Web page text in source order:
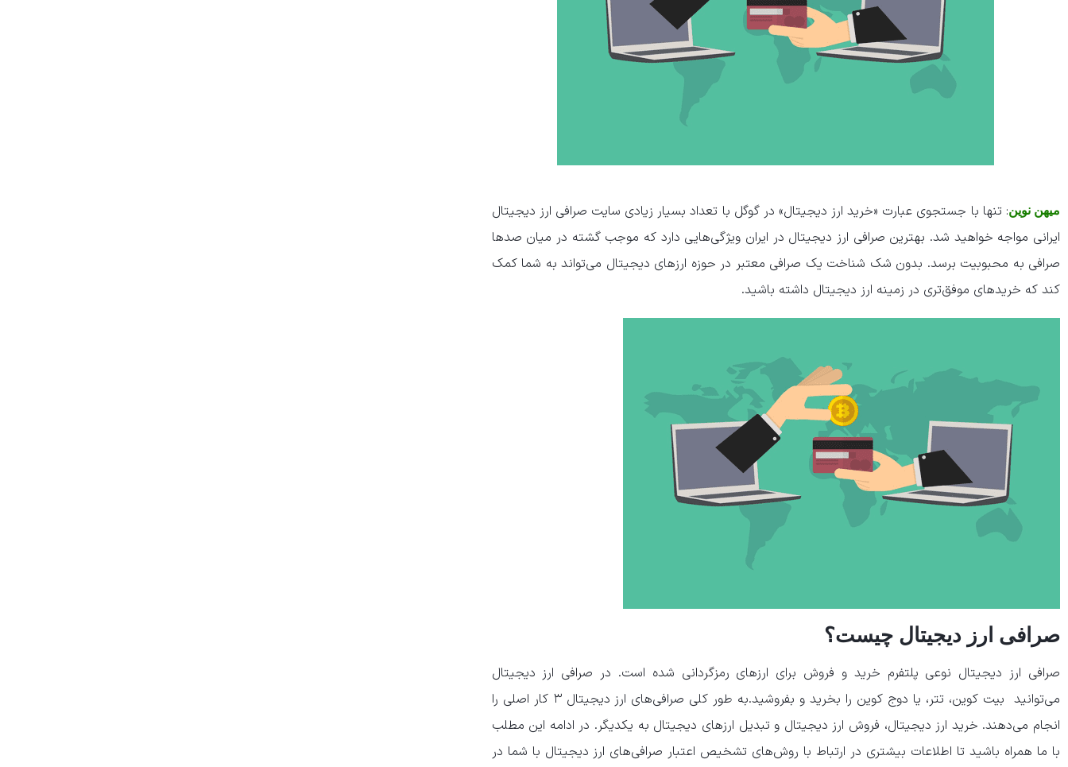
میهن نوین: تنها با جستجوی عبارت «خرید ارز دیجیتال» در گوگل با تعداد بسیار زیادی سایت صرافی ارز دیجیتال
ایرانی مواجه خواهید شد. بهترین صرافی ارز دیجیتال در ایران ویژگی‌هایی دارد که موجب گشته در میان صد‌ها
صرافی به محبوبیت برسد. بدون شک شناخت یک صرافی معتبر در حوزه ارز‌های دیجیتال می‌تواند به شما کمک
کند که خرید‌های موفق‌تری در زمینه ارز دیجیتال داشته باشید.
صرافی ارز دیجیتال چیست؟
صرافی ارز دیجیتال نوعی پلتفرم خرید و فروش برای ارزهای رمزگردانی شده است. در صرافی ارز دیجیتال
می‌توانید بیت کوین، تتر، یا دوج کوین را بخرید و بفروشید.به طور کلی صرافی‌های ارز دیجیتال ۳ کار اصلی را
انجام می‌دهند. خرید ارز دیجیتال، فروش ارز دیجیتال و تبدیل ارز‌های دیجیتال به یکدیگر. در ادامه این مطلب
با ما همراه باشید تا اطلاعات بیشتری در ارتباط با روش‌های تشخیص اعتبار صرافی‌های ارز دیجیتال با شما در